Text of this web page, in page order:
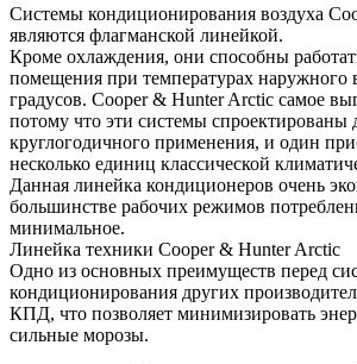
Системы кондиционирования воздуха
являются флагманской линейкой.
Кроме охлаждения, они способны
помещения при температурах наружного
градусов. Cooper & Hunter Arctic самое
потому что эти системы спроектированы
круглогодичного применения, и один
несколько единиц классической
Данная линейка кондиционеров очень
большинстве рабочих режимов
минимальное.
Линейка техники Cooper & Hunter Arctic
Одно из основных преимуществ перед
кондиционирования других
КПД, что позволяет минимизировать
сильные морозы.